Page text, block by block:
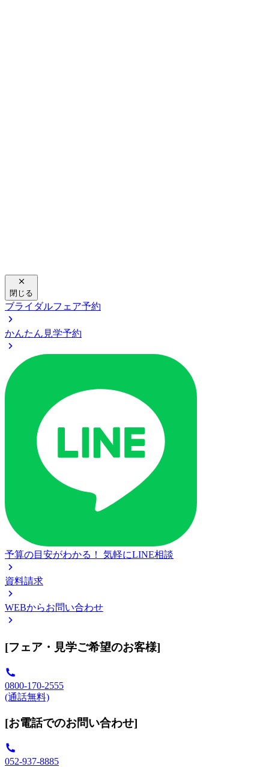
閉じる
ブライダルフェア予約
かんたん見学予約
予算の目安がわかる！ 気軽にLINE相談
資料請求
WEBからお問い合わせ
[フェア・見学ご希望のお客様]
0800-170-2555
(通話無料)
[お電話でのお問い合わせ]
052-937-8885